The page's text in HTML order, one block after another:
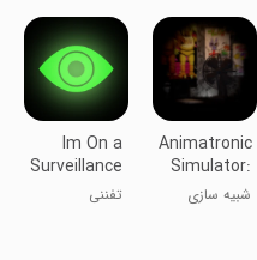
Animatronic
Simulator:
Reboot
شبیه سازی
Im On a
Surveillance
Mission
تفننی